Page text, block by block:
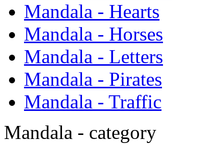
Mandala - Hearts
Mandala - Horses
Mandala - Letters
Mandala - Pirates
Mandala - Traffic
Mandala - category